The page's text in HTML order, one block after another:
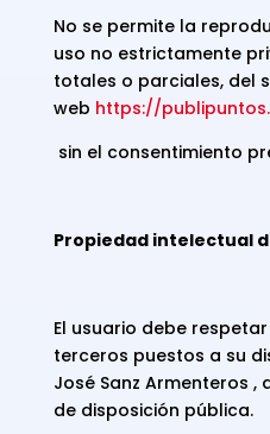
No se permite la
uso no estrictamente
totales o parciales, del
web https://
sin el consentimiento
Propiedad intelectual
El usuario debe
terceros puestos a su
José Sanz Armenteros
de disposición pública.